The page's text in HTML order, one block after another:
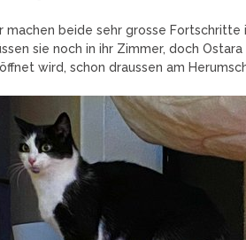
machen beide sehr grosse
sie noch in ihr Zimmer, doch
wird, schon draussen am